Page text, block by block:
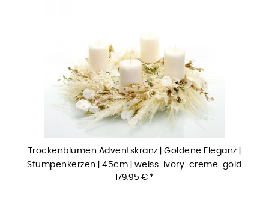
Trockenblumen Adventskranz | Goldene Eleganz |
Stumpenkerzen | 45cm | weiss-ivory-creme-gold
179,95 € *